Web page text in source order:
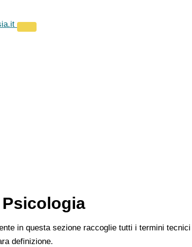
in questa sezione raccoglie tutti i termini
definizione.